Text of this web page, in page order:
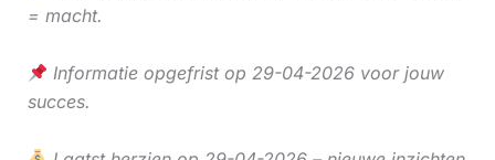
= macht.
Informatie opgefrist op 29-04-2026 voor jouw
succes.